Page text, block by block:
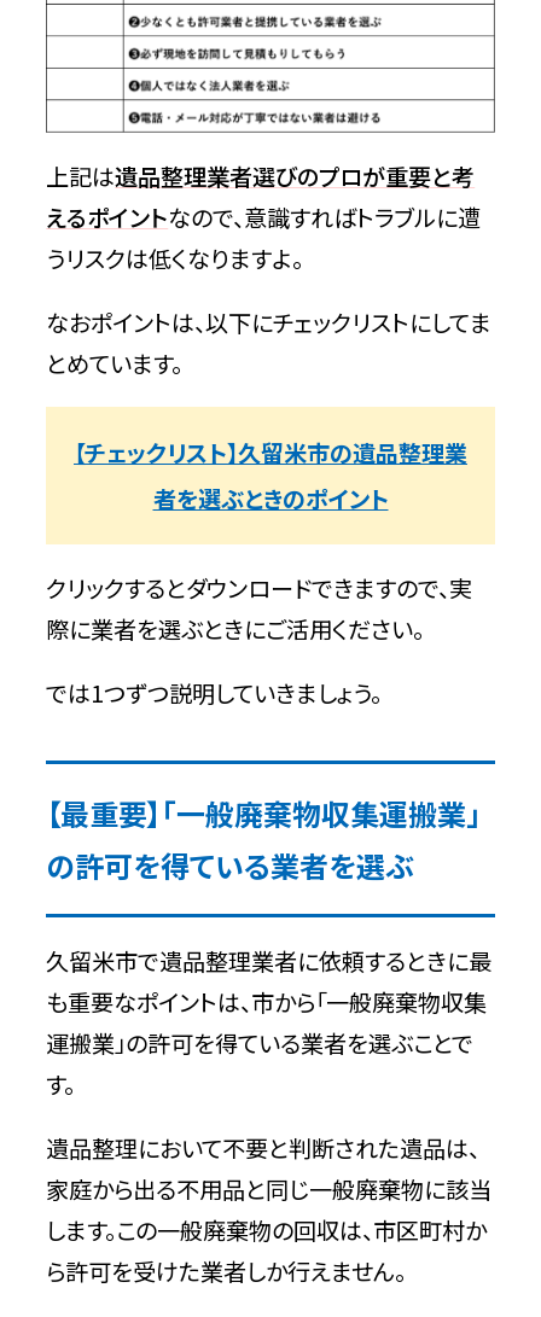
久留米市の遺品整理業者選びに迷ったら
「不用品回収相談所」へご相談ください
まとめ
上記は遺品整理業者選びのプロが重要と考
えるポイントなので、意識すればトラブルに遭
うリスクは低くなりますよ。
なおポイントは、以下にチェックリストにしてま
とめています。
【チェックリスト】久留米市の遺品整理業
者を選ぶときのポイント
クリックするとダウンロードできますので、実
際に業者を選ぶときにご活用ください。
では1つずつ説明していきましょう。
【最重要】「一般廃棄物収集運搬業」
の許可を得ている業者を選ぶ
久留米市で遺品整理業者に依頼するときに最
も重要なポイントは、市から「一般廃棄物収集
運搬業」の許可を得ている業者を選ぶことで
す。
遺品整理において不要と判断された遺品は、
家庭から出る不用品と同じ一般廃棄物に該当
します。この一般廃棄物の回収は、市区町村か
ら許可を受けた業者しか行えません。